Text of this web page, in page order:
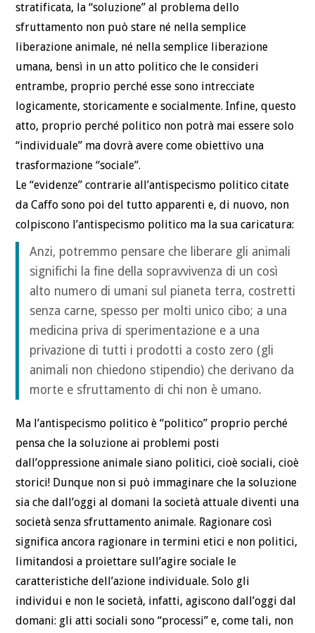
stratificata, la “soluzione” al problema dello
sfruttamento non può stare né nella semplice
liberazione animale, né nella semplice liberazione
umana, bensì in un atto politico che le consideri
entrambe, proprio perché esse sono intrecciate
logicamente, storicamente e socialmente. Infine, questo
atto, proprio perché politico non potrà mai essere solo
“individuale” ma dovrà avere come obiettivo una
trasformazione “sociale”.
Le “evidenze” contrarie all’antispecismo politico citate
da Caffo sono poi del tutto apparenti e, di nuovo, non
colpiscono l’antispecismo politico ma la sua caricatura:
Anzi, potremmo pensare che liberare gli animali
significhi la fine della sopravvivenza di un così
alto numero di umani sul pianeta terra, costretti
senza carne, spesso per molti unico cibo; a una
medicina priva di sperimentazione e a una
privazione di tutti i prodotti a costo zero (gli
animali non chiedono stipendio) che derivano da
morte e sfruttamento di chi non è umano.
Ma l’antispecismo politico è “politico” proprio perché
pensa che la soluzione ai problemi posti
dall’oppressione animale siano politici, cioè sociali, cioè
storici! Dunque non si può immaginare che la soluzione
sia che dall’oggi al domani la società attuale diventi una
società senza sfruttamento animale. Ragionare così
significa ancora ragionare in termini etici e non politici,
limitandosi a proiettare sull’agire sociale le
caratteristiche dell’azione individuale. Solo gli
individui e non le società, infatti, agiscono dall’oggi dal
domani: gli atti sociali sono “processi” e, come tali, non